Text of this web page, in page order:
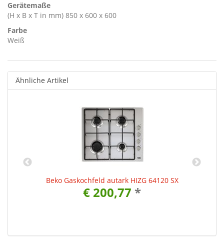
Gerätemaße
(H x B x T in mm) 850 x 600 x 600
Farbe
Weiß
Ähnliche Artikel
Beko Gaskochfeld autark HIZG 64120 SX
€ 200,77 *